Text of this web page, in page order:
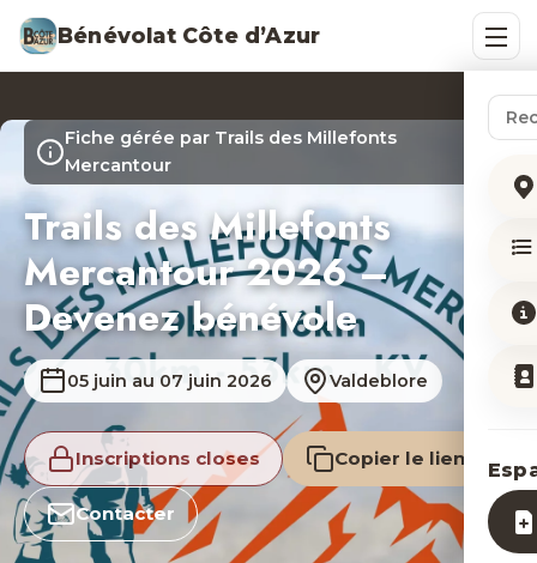
Bénévolat Côte d’Azur
Fiche gérée par Trails des Millefonts
Mercantour
Trails des Millefonts
Mercantour 2026 –
Devenez bénévole
05 juin au 07 juin 2026 Valdeblore
Inscriptions closes Copier le lien
Contacter